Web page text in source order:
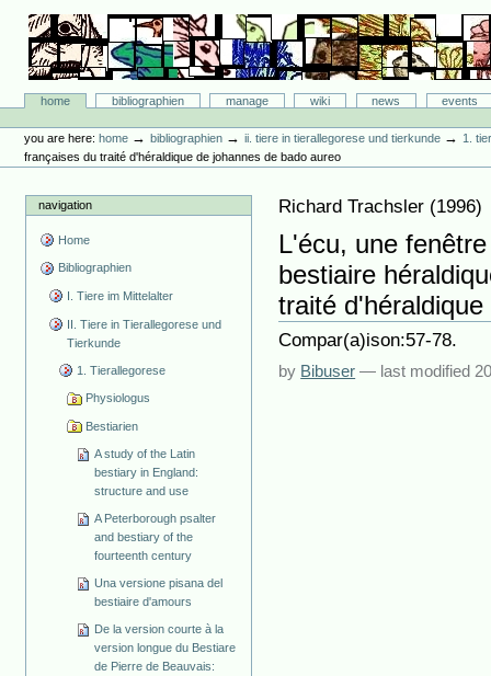
content.
navigation
Bibliographie-Portal
Sectionshome bibliographien manage wiki news
events
tools
you are here: home →bibliographien →ii. tiere in tierallegorese und tierkunde →1.
françaises du traité d'héraldique de johannes de bado aureo
navigation
Home
Bibliographien
I. Tiere im Mittelalter
II. Tiere in Tierallegorese und
Tierkunde
1. Tierallegorese
Physiologus
Bestiarien
A study of the Latin
bestiary in England:
structure and use
A Peterborough psalter
and bestiary of the
fourteenth century
Una versione pisana del
bestiaire d'amours
De la version courte à la
version longue du Bestiare
de Pierre de Beauvais:
Richard Trachsler (1996)
L'écu, une
bestiaire
traité
Compar(a)ison:57-78.
by Bibuser — last modified